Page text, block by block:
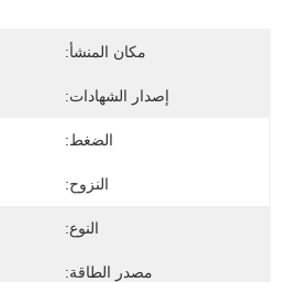
مكان المنشأ:
إصدار الشهادات:
الضغط:
النزوح:
النوع:
مصدر الطاقة: